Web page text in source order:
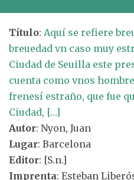
Título: Aquí se refiere
breuedad vn caso muy
Ciudad de Seuilla este
cuenta como vnos
frenesí estraño, que fue
Ciudad, […]
Autor: Nyon, Juan
Lugar: Barcelona
Editor: [S.n.]
Imprenta: Esteban